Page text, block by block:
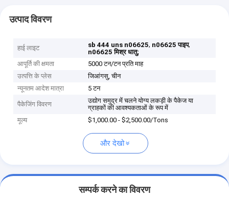
उत्पाद विवरण
हाई लाइट sb 444 uns n06625, n06625 पाइप,
n06625 मिश्र धातु;
आपूर्ति की क्षमता
5000 टन/टन प्रति माह
उत्पत्ति के प्लेस
जिआंगसु, चीन
न्यूनतम आदेश मात्रा
5 टन
पैकेजिंग विवरण
उद्योग समुद्र में चलने योग्य लकड़ी के पैकेज या
ग्राहकों की आवश्यकताओं के रूप में
मूल्य
$1,000.00 - $2,500.00/Tons
और देखो
सम्पर्क करने का विवरण